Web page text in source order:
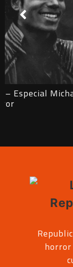
RdMCast
Vampiro Lestat
horror